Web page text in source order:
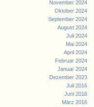
November 2024
Oktober 2024
September 2024
August 2024
Juli 2024
Mai 2024
April 2024
Februar 2024
Januar 2024
Dezember 2023
Juli 2016
Juni 2016
März 2016